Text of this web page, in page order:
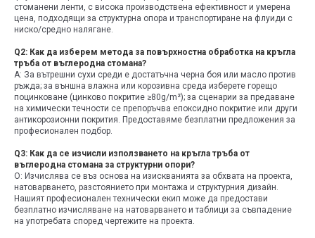
стоманени ленти, с висока производствена ефективност и умерена
цена, подходящи за структурна опора и транспортиране на флуиди с
ниско/средно налягане.
Q2: Как да изберем метода за повърхностна обработка на кръгла
тръба от въглеродна стомана?
A: За вътрешни сухи среди е достатъчна черна боя или масло против
ръжда; за външна влажна или корозивна среда изберете горещо
поцинковане (цинково покритие ≥80g/m²); за сценарии за предаване
на химически течности се препоръчва епоксидно покритие или други
антикорозионни покрития. Предоставяме безплатни предложения за
професионален подбор.
Q3: Как да се изчисли използването на кръгла тръба от
въглеродна стомана за структурни опори?
О: Изчислява се въз основа на изискванията за обхвата на проекта,
натоварването, разстоянието при монтажа и структурния дизайн.
Нашият професионален технически екип може да предостави
безплатно изчисляване на натоварването и таблици за съвпадение
на употребата според чертежите на проекта.